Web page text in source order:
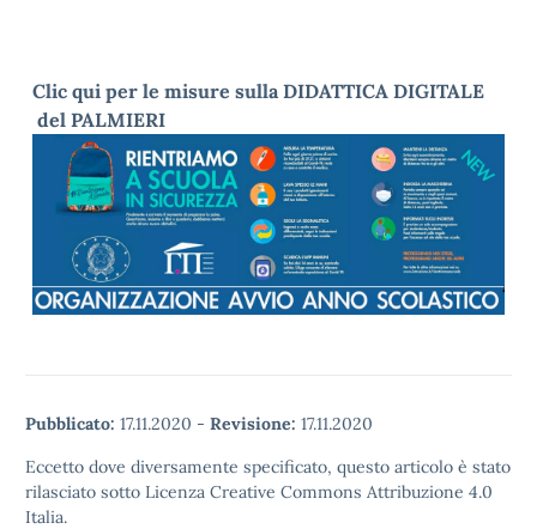
Clic qui per le misure sulla DIDATTICA DIGITALE
del PALMIERI
Pubblicato: 17.11.2020 - Revisione: 17.11.2020
Eccetto dove diversamente specificato, questo articolo è stato
rilasciato sotto Licenza Creative Commons Attribuzione 4.0
Italia.